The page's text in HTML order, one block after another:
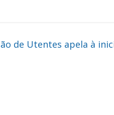
de Utentes apela à